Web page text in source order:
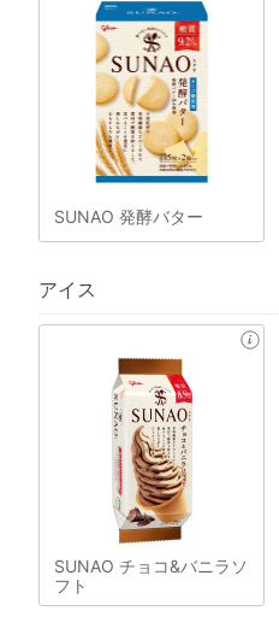
SUNAO 発酵バター
アイス
SUNAO チョコ&バニラソ
フト